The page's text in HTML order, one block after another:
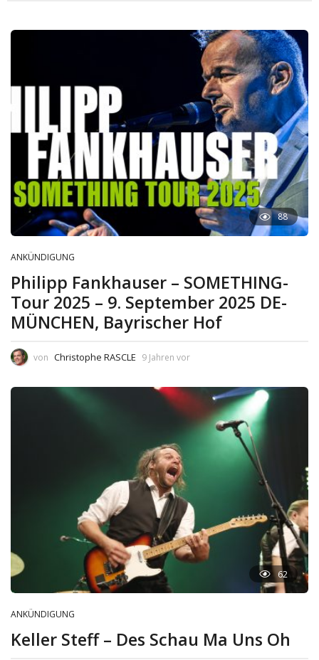
88
ANKÜNDIGUNG
Philipp Fankhauser – SOMETHING-
Tour 2025 – 9. September 2025 DE-
MÜNCHEN, Bayrischer Hof
von Christophe RASCLE 9 Jahren vor
62
ANKÜNDIGUNG
Keller Steff – Des Schau Ma Uns Oh